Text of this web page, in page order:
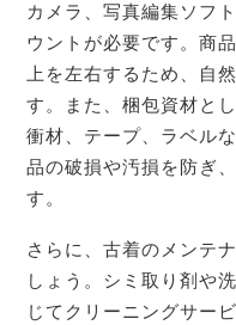
カメラ、写真編集ソフ
ウントが必要です。商
上を左右するため、自
す。また、梱包資材と
衝材、テープ、ラベル
品の破損や汚損を防ぎ
す。
さらに、古着のメンテ
しょう。シミ取り剤や
じてクリーニングサー